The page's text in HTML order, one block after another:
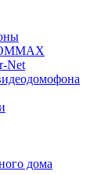
Net
дома